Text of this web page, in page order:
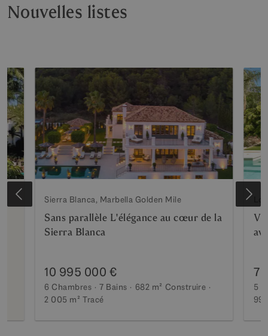
Nouvelles listes
Sierra Blanca, Marbella Golden Mile
Sans parallèle L'élégance au cœur de la
Sierra Blanca
10 995 000 €
6 Chambres 7 Bains 682 m² Construire
2 005 m² Tracé
7
5